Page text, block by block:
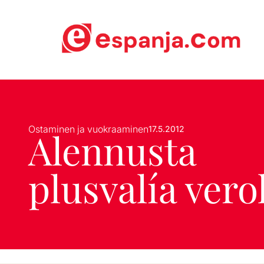
Ostaminen ja vuokraaminen17.5.2012
Alennusta
plusvalía